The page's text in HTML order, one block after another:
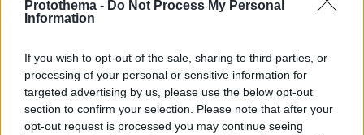
Protothema - Do Not Process My Personal
Information
If you wish to opt-out of the sale, sharing to third parties, or
processing of your personal or sensitive information for
targeted advertising by us, please use the below opt-out
section to confirm your selection. Please note that after your
opt-out request is processed you may continue seeing